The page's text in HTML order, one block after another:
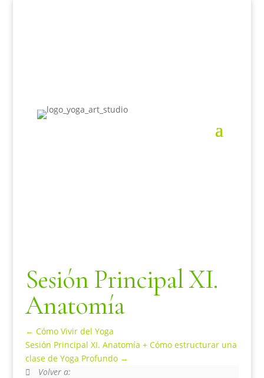
Sesión Principal XI.
Anatomía
Cómo Vivir del Yoga
Sesión Principal XI. Anatomía + Cómo estructurar una
clase de Yoga Profundo
Volver a: